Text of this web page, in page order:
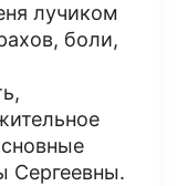
лучиком
боли,
Сергеевны.